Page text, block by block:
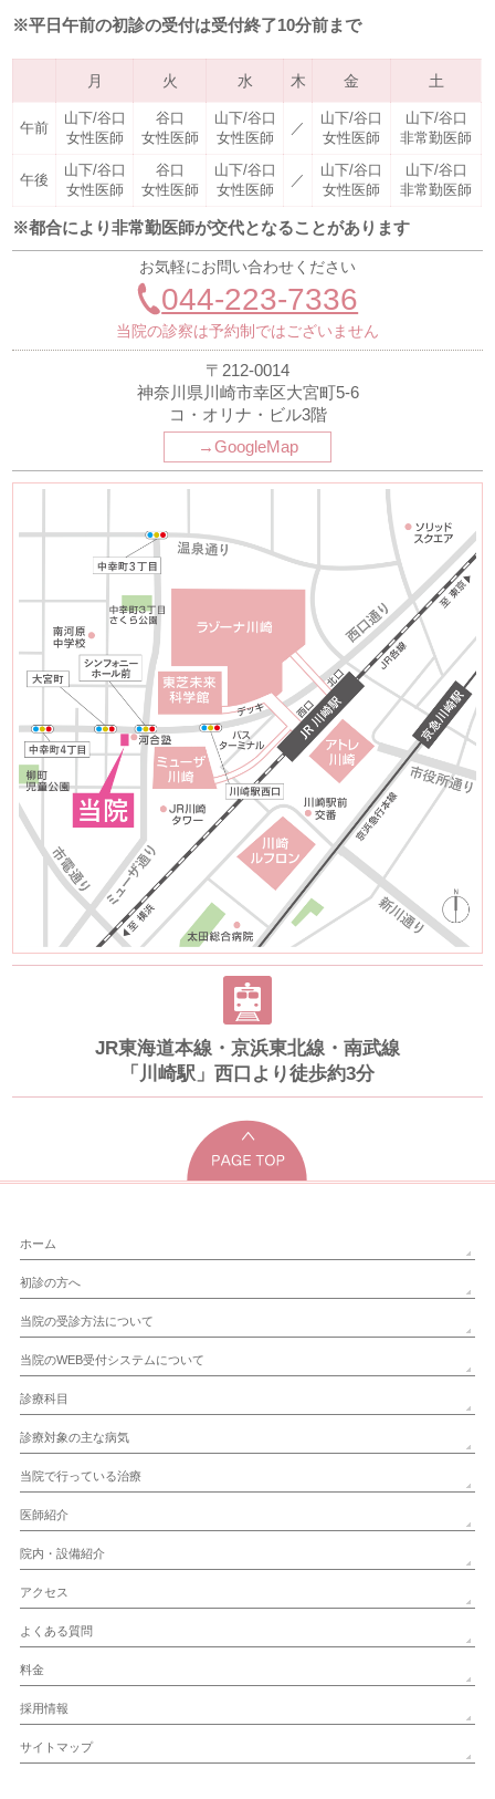
※平日午前の初診の受付は受付終了10分前まで
月 火 水 木 金 土
午前
山下/谷口
女性医師
谷口
女性医師
山下/谷口
女性医師
／
山下/谷口
女性医師
山下/谷口
非常勤医師
午後
山下/谷口
女性医師
谷口
女性医師
山下/谷口
女性医師
／
山下/谷口
女性医師
山下/谷口
非常勤医師
※都合により非常勤医師が交代となることがあります
お気軽にお問い合わせください
044-223-7336
当院の診察は予約制ではございません
〒212-0014
神奈川県川崎市幸区大宮町5-6
コ・オリナ・ビル3階
→GoogleMap
JR東海道本線・京浜東北線・南武線
「川崎駅」西口より徒歩約3分
ホーム
初診の方へ
当院の受診方法について
当院のWEB受付システムについて
診療科目
診療対象の主な病気
当院で行っている治療
医師紹介
院内・設備紹介
アクセス
よくある質問
料金
採用情報
サイトマップ